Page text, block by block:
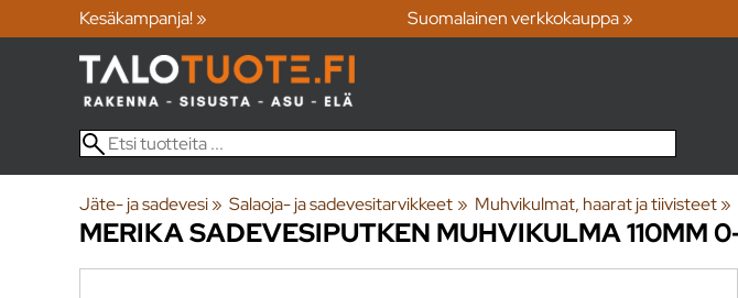
Kesäkampanja! » Suomalainen verkkokauppa »
Jäte- ja sadevesi‪» Salaoja- ja sadevesitarvikkeet ‪» Muhvikulmat, haarat ja tiivisteet ‪»
MERIKASADEVESIPUTKEN MUHVIKULMA 110MM